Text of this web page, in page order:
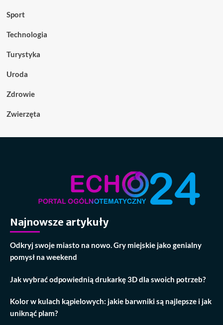
Sport
Technologia
Turystyka
Uroda
Zdrowie
Zwierzęta
Najnowsze artykuły
Odkryj swoje miasto na nowo. Gry miejskie jako genialny
pomysł na weekend
Jak wybrać odpowiednią drukarkę 3D dla swoich potrzeb?
Kolor w kulach kąpielowych: jakie barwniki są najlepsze i jak
uniknąć plam?